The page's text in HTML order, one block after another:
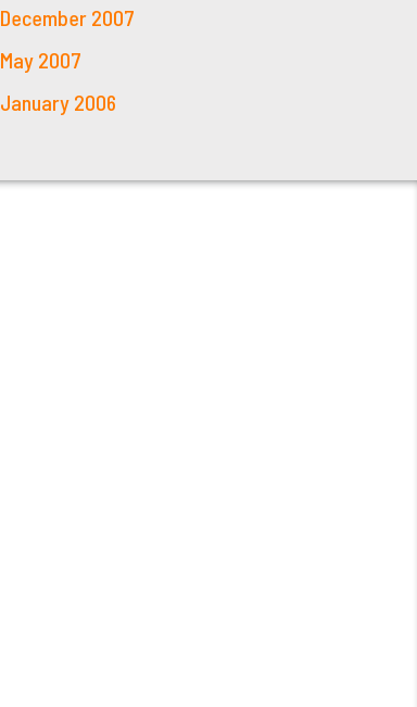
December 2007
May 2007
January 2006